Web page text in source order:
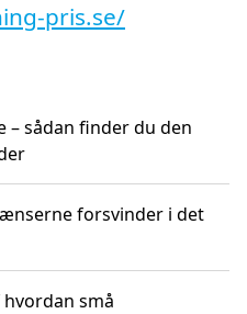
pris.se/
– sådan finder du den
forsvinder i det
små